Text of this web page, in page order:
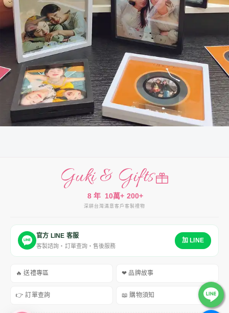
Guki & Gifts
8 年
深耕台灣
10萬+
滿意客戶
200+
客製禮物
官方 LINE 客服
客製諮詢・訂單查詢・售後服務
加 LINE
🔥 送禮專區 ❤ 品牌故事
👉 訂單查詢 📖 購物須知